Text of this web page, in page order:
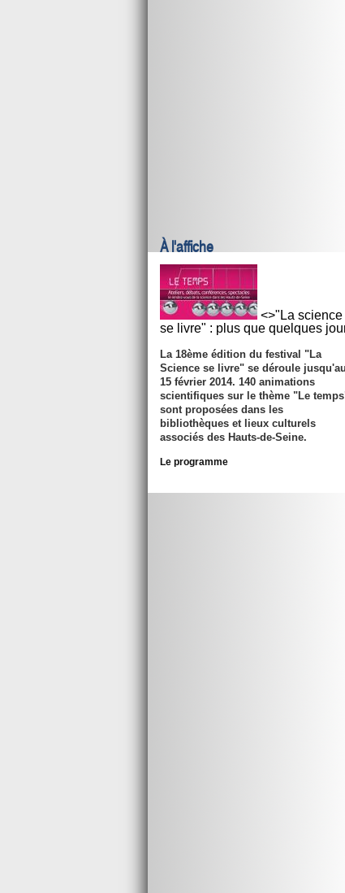
À l'affiche
<>"La science
se livre" : plus que quelques
La 18ème édition du festival "La
Science se livre" se déroule jusqu'au
15 février 2014. 140 animations
scientifiques sur le thème "Le
sont proposées dans les
bibliothèques et lieux culturels
associés des Hauts-de-Seine.
Le programme